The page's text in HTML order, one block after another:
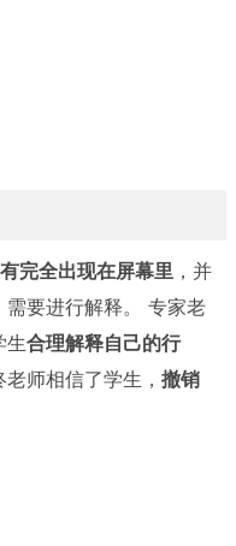
完全出现在屏幕里 ，并
要进行解释。 专家老
生合理解释自己的行
师相信了学生， 撤销